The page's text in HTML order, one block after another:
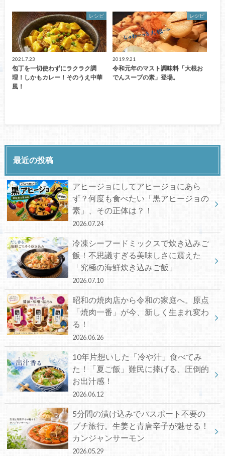
レシピ
2021.7.23
包丁を一切使わずにラクラク調
理！しかもカレー！そのうえ中華
風！
レシピ
2019.9.21
令和元年のマスト調味料「大根お
でんスープの素」登場。
最近の投稿
アヒージョにしてアヒージョにあら
ず？何度も食べたい「黒アヒージョの
素」、その正体は？！
2026.07.24
冷凍シーフードミックスで炊き込みご
飯！不思議すぎる美味しさに震えた
「究極の海鮮炊き込みご飯」
2026.07.10
昭和の焼肉店から令和の家庭へ。原点
「焼肉一番」が今、新しく生まれ変わ
る！
2026.06.26
10年片想いした「冷や汁」食べてみ
た！「夏ご飯」難民に捧げる、圧倒的
お出汁感！
2026.06.12
5分間の漬け込みでパスポート不要の
プチ旅行。生姜と青唐辛子が魅せる！
カンジャンサーモン
2026.05.29